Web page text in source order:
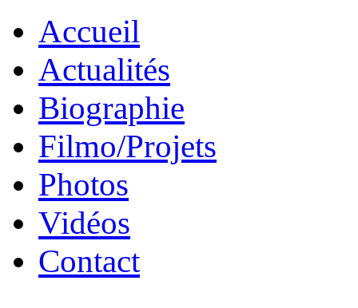
Accueil
Actualités
Biographie
Filmo/Projets
Photos
Vidéos
Contact